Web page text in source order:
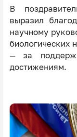
В
выразил
научному
биологических
— за
достижениям.